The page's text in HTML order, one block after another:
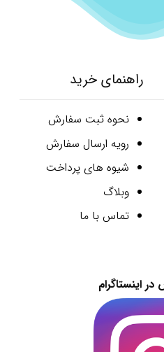
راهنمای خرید
نحوه ثبت سفارش
رویه ارسال سفارش
شیوه های پرداخت
وبلاگ
تماس با ما
اینستاگرام